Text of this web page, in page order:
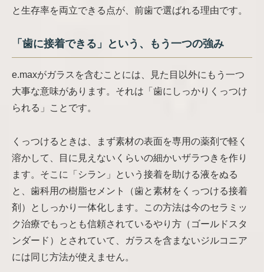
と生存率を両立できる点が、前歯で選ばれる理由です。
「歯に接着できる」という、もう一つの強み
e.maxがガラスを含むことには、見た目以外にもう一つ
大事な意味があります。それは「歯にしっかりくっつけ
られる」ことです。
くっつけるときは、まず素材の表面を専用の薬剤で軽く
溶かして、目に見えないくらいの細かいザラつきを作り
ます。そこに「シラン」という接着を助ける液をぬる
と、歯科用の樹脂セメント（歯と素材をくっつける接着
剤）としっかり一体化します。この方法は今のセラミッ
ク治療でもっとも信頼されているやり方（ゴールドスタ
ンダード）とされていて、ガラスを含まないジルコニア
には同じ方法が使えません。